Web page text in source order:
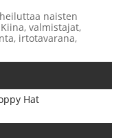
naisten
valmistajat,
irtotavarana,
Hat